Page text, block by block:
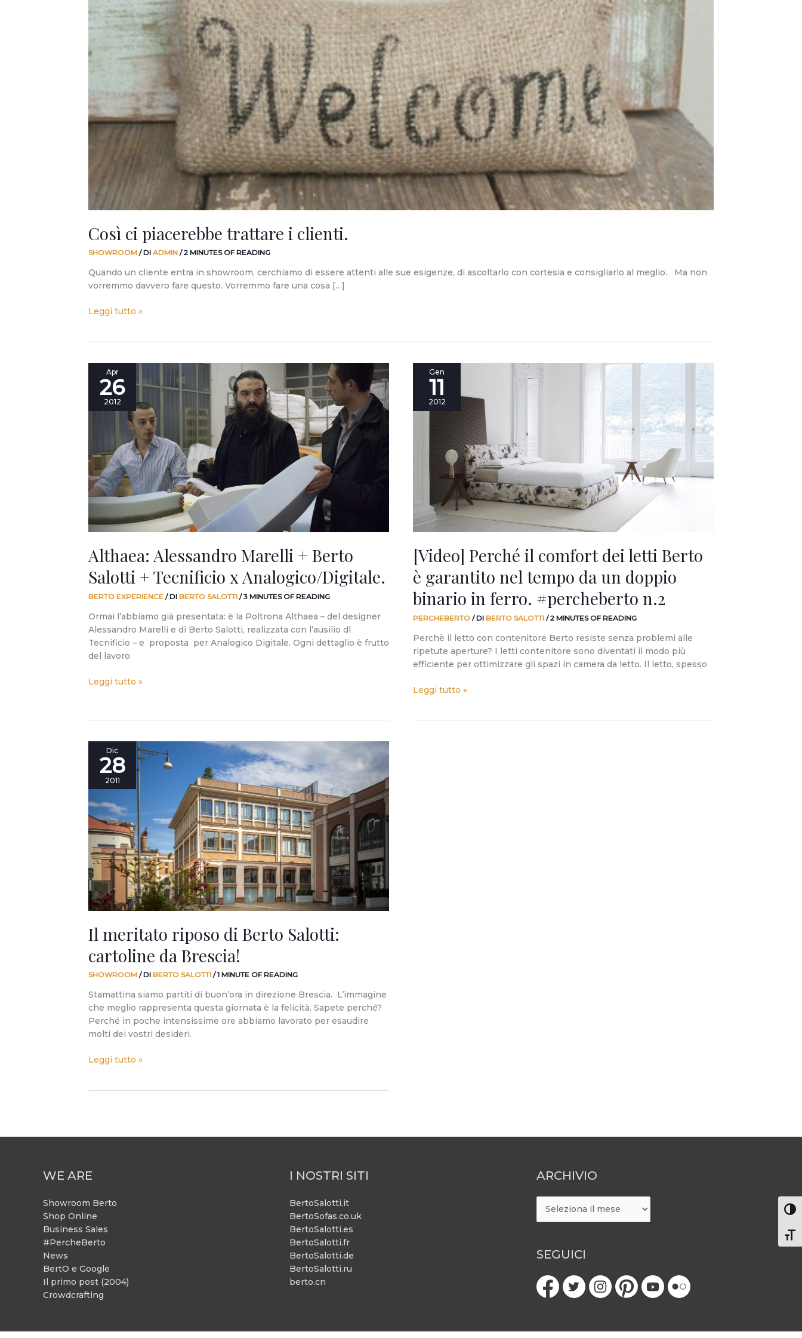
Così ci piacerebbe trattare i clienti.
SHOWROOM / DI ADMIN /2 MINUTES OF READING
Quando un cliente entra in showroom, cerchiamo di essere attenti alle sue esigenze, di ascoltarlo con cortesia e consigliarlo al meglio. Ma non
vorremmo davvero fare questo. Vorremmo fare una cosa […]
Leggi tutto »
Apr
26
2012
Althaea: Alessandro Marelli + Berto
Salotti + Tecnificio x Analogico/Digitale.
BERTO EXPERIENCE / DI BERTO SALOTTI /3 MINUTES OF READING
Ormai l’abbiamo già presentata: è la Poltrona Althaea – del designer
Alessandro Marelli e di Berto Salotti, realizzata con l’ausilio dl
Tecnificio – e proposta per Analogico Digitale. Ogni dettaglio è frutto
del lavoro
Althaea:
Alessandro
Marelli
Tecnificio
x
Analogico/Digitale.
Leggi tutto »
Gen
11
2012
[Video] Perché il comfort dei letti Berto
è garantito nel tempo da un doppio
binario in ferro. #percheberto n.2
PERCHEBERTO / DI BERTO SALOTTI /2 MINUTES OF READING
Perchè il letto con contenitore Berto resiste senza problemi alle
ripetute aperture? I letti contenitore sono diventati il modo più
efficiente per ottimizzare gli spazi in camera da letto. Il letto, spesso
[Video]
Perché
garantito
tempo
un
binario
in
ferro.
#percheberto
n.2
Leggi tutto »
Dic
28
2011
Il meritato riposo di Berto Salotti:
cartoline da Brescia!
SHOWROOM / DI BERTO SALOTTI /1 MINUTE OF READING
Stamattina siamo partiti di buon’ora in direzione Brescia. L’immagine
che meglio rappresenta questa giornata è la felicità. Sapete perché?
Perché in poche intensissime ore abbiamo lavorato per esaudire
molti dei vostri desideri.
meritato
riposo
di
Berto
Salotti:
cartoline
Brescia!
Leggi tutto »
WE ARE
Showroom Berto
Shop Online
Business Sales
#PercheBerto
News
BertO e Google
Il primo post (2004)
Crowdcrafting
I NOSTRI SITI
BertoSalotti.it
BertoSofas.co.uk
BertoSalotti.es
BertoSalotti.fr
BertoSalotti.de
BertoSalotti.ru
berto.cn
ARCHIVIO
ARCHIVIO
SEGUICI